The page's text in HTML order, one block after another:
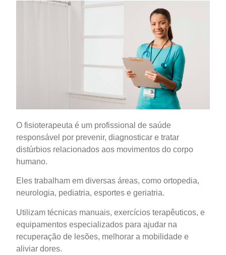
O fisioterapeuta é um profissional de saúde
responsável por prevenir, diagnosticar e tratar
distúrbios relacionados aos movimentos do corpo
humano.
Eles trabalham em diversas áreas, como ortopedia,
neurologia, pediatria, esportes e geriatria.
Utilizam técnicas manuais, exercícios terapêuticos, e
equipamentos especializados para ajudar na
recuperação de lesões, melhorar a mobilidade e
aliviar dores.